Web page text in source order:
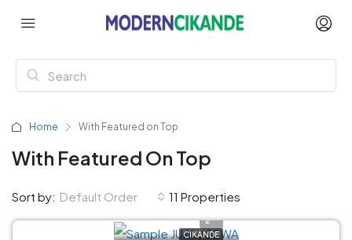
Home With Featured on Top
With Featured On Top
11 Properties
Sort by: Default Order
CIKANDE